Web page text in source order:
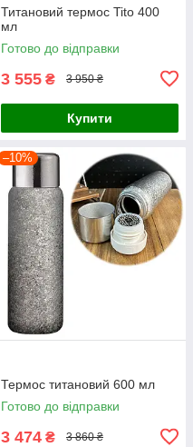
Титановий термос Titо 400
мл
Готово до відправки
3 555 ₴ 3 950 ₴
Купити
–10%
Термос титановий 600 мл
Готово до відправки
3 474 ₴ 3 860 ₴